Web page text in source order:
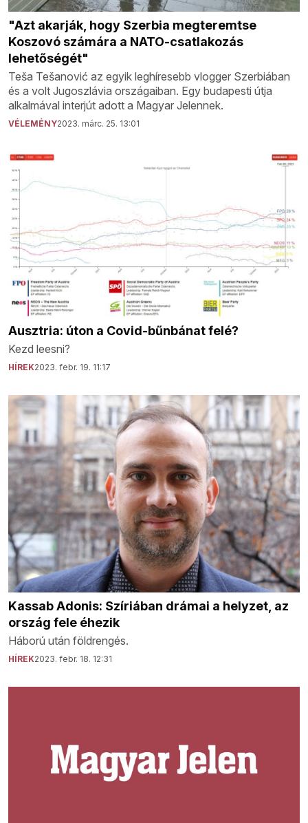
"Azt akarják, hogy Szerbia megteremtse
Koszovó számára a NATO-csatlakozás
lehetőségét"
Teša Tešanović az egyik leghíresebb vlogger Szerbiában
és a volt Jugoszlávia országaiban. Egy budapesti útja
alkalmával interjút adott a Magyar Jelennek.
VÉLEMÉNY2023. márc. 25. 13:01
Ausztria: úton a Covid-bűnbánat felé?
Kezd leesni?
HÍREK2023. febr. 19. 11:17
Kassab Adonis: Szíriában drámai a helyzet, az
ország fele éhezik
Háború után földrengés.
HÍREK2023. febr. 18. 12:31